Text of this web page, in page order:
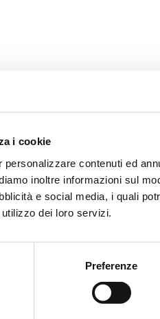
i cookie
contenuti ed
inoltre informazioni sul
e social media, i quali
dei loro servizi.
Preferenze